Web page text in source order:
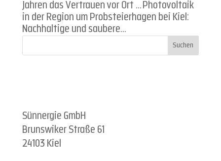
Jahren das Vertrauen vor Ort … Photovoltaik
in der Region um Probsteierhagen bei Kiel:
Nachhaltige und saubere...
Suchen
Sünnergie GmbH
Brunswiker Straße 61
24103 Kiel